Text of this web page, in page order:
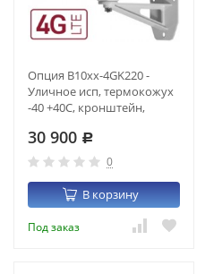
Опция B10xx-4GK220 -
Уличное исп, термокожух
-40 +40С, кронштейн,
220В
30 900 Р
0
В корзину
Под заказ